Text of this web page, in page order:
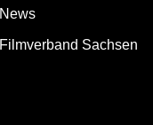
News
Filmverband Sachsen